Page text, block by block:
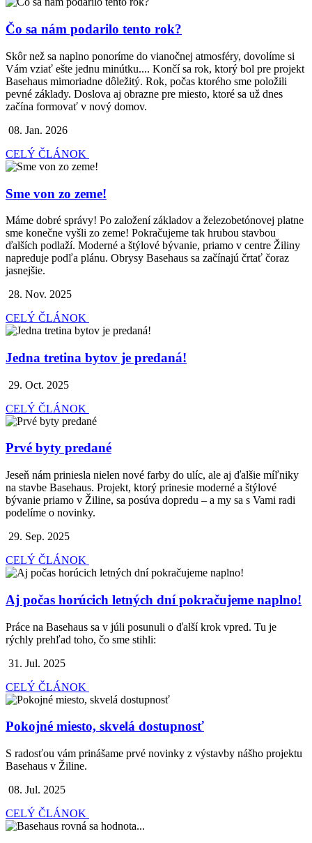
Čo sa nám podarilo tento rok?
Skôr než sa naplno ponoríme do vianočnej atmosféry, dovolíme si
Vám vziať ešte jednu minútku.... Končí sa rok, ktorý bol pre projekt
Basehaus mimoriadne dôležitý. Rok, počas ktorého sme položili
pevné základy. Doslova aj obrazne pre miesto, ktoré sa už dnes
začína formovať v nový domov.
08. Jan. 2026
CELÝ ČLÁNOK
Sme von zo zeme!
Máme dobré správy! Po založení základov a železobetónovej platne
sme konečne vyšli zo zeme! Pokračujeme tak hrubou stavbou
ďalších podlaží. Moderné a štýlové bývanie, priamo v centre Žiliny
napreduje podľa plánu. Obrysy Basehaus sa začínajú črtať čoraz
jasnejšie.
28. Nov. 2025
CELÝ ČLÁNOK
Jedna tretina bytov je predaná!
29. Oct. 2025
CELÝ ČLÁNOK
Prvé byty predané
Jeseň nám priniesla nielen nové farby do ulíc, ale aj ďalšie míľniky
na stavbe Basehaus. Projekt, ktorý prinesie moderné a štýlové
bývanie priamo v Žiline, sa posúva dopredu – a my sa s Vami radi
podelíme o novinky.
29. Sep. 2025
CELÝ ČLÁNOK
Aj počas horúcich letných dní pokračujeme naplno!
Práce na Basehaus sa v júli posunuli o ďalší krok vpred. Tu je
rýchly prehľad toho, čo sme stihli:
31. Jul. 2025
CELÝ ČLÁNOK
Pokojné miesto, skvelá dostupnosť
S radosťou vám prinášame prvé novinky z výstavby nášho projektu
Basehaus v Žiline.
08. Jul. 2025
CELÝ ČLÁNOK